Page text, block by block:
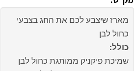
מארז שיצבע לכם את החג בצבעי
כחול לבן
כולל:
שמיכת פיקניק ממותגת כחול לבן